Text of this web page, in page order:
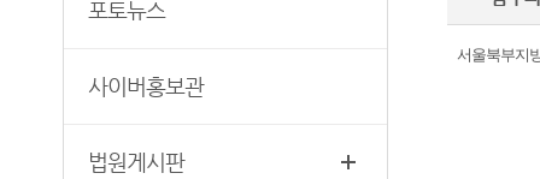
청사안내
재판기록열람복사예약
포토뉴스
사이버홍보관
법원게시판
서울북부지